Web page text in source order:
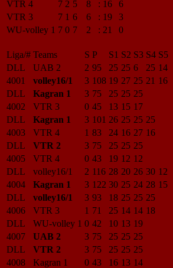
VTR 4
7 2 5 8 : 16
6
VTR 3
7 1 6 6 : 19
3
WU-volley 1 7 0 7 2 : 21 0
Liga/# Teams S P S1 S2 S3 S4 S5
DLL
UAB 2 2 95 25 25 6 25 14
4001
volley16/1 3 108 19 27 25 21 16
DLL
Kagran 1 3 75 25 25 25
4002
VTR 3 0 45 13 15 17
DLL
Kagran 1 3 101 26 25 25 25
4003
VTR 4 1 83 24 16 27 16
DLL
VTR 2 3 75 25 25 25
4005
VTR 4 0 43 19 12 12
DLL
volley16/1 2 116 28 20 26 30 12
4004
Kagran 1 3 122 30 25 24 28 15
DLL
volley16/1 3 93 18 25 25 25
4006
VTR 3 1 71 25 14 14 18
DLL
WU-volley 1 0 42 10 13 19
4007
UAB 2 3 75 25 25 25
DLL
VTR 2 3 75 25 25 25
4008
Kagran 1 0 43 16 13 14